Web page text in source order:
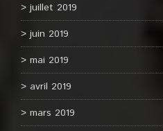
juillet 2019
juin 2019
mai 2019
avril 2019
mars 2019